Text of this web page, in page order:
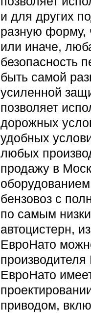
и для других
разную форму,
или иначе,
безопасность
быть самой
усиленной
позволяет
дорожных
удобных
любых
продажу в
бензовоз с
по самым
автоцистерн,
ЕвроНато
ЕвроНато
приводом,